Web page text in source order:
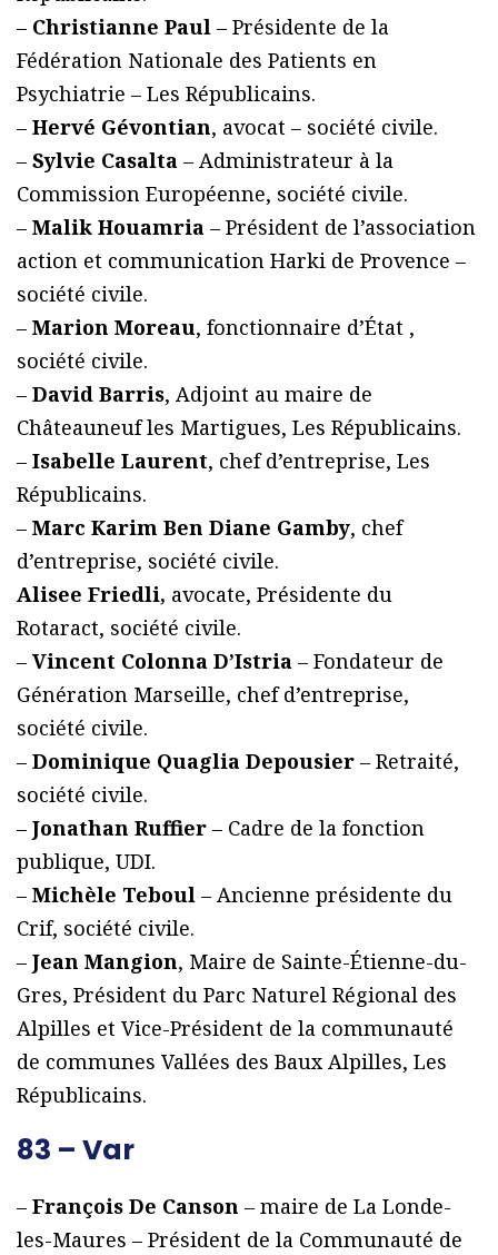
– Christianne Paul – Présidente de la
Fédération Nationale des Patients en
Psychiatrie – Les Républicains.
– Hervé Gévontian, avocat – société civile.
– Sylvie Casalta – Administrateur à la
Commission Européenne, société civile.
– Malik Houamria – Président de l’association
action et communication Harki de Provence –
société civile.
– Marion Moreau, fonctionnaire d’État ,
société civile.
– David Barris, Adjoint au maire de
Châteauneuf les Martigues, Les Républicains.
– Isabelle Laurent, chef d’entreprise, Les
Républicains.
– Marc Karim Ben Diane Gamby, chef
d’entreprise, société civile.
Alisee Friedli, avocate, Présidente du
Rotaract, société civile.
– Vincent Colonna D’Istria – Fondateur de
Génération Marseille, chef d’entreprise,
société civile.
– Dominique Quaglia Depousier – Retraité,
société civile.
– Jonathan Ruffier – Cadre de la fonction
publique, UDI.
– Michèle Teboul – Ancienne présidente du
Crif, société civile.
– Jean Mangion, Maire de Sainte-Étienne-du-
Gres, Président du Parc Naturel Régional des
Alpilles et Vice-Président de la communauté
de communes Vallées des Baux Alpilles, Les
Républicains.
83 – Var
– François De Canson – maire de La Londe-
les-Maures – Président de la Communauté de